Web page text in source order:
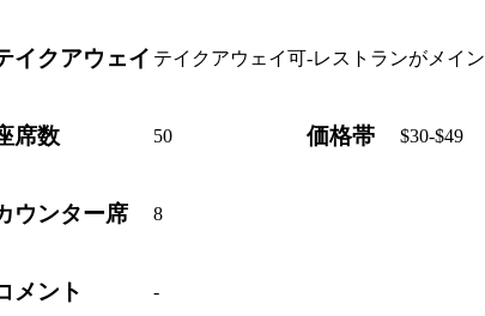
イクアウェイ テイクアウェイ可-レストランがメイン
席数 50 価格帯 $30-$49
ウンター席 8
メント -